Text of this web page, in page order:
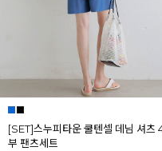
[SET]스누피타운 쿨텐셀 데님 셔츠
부 팬츠세트